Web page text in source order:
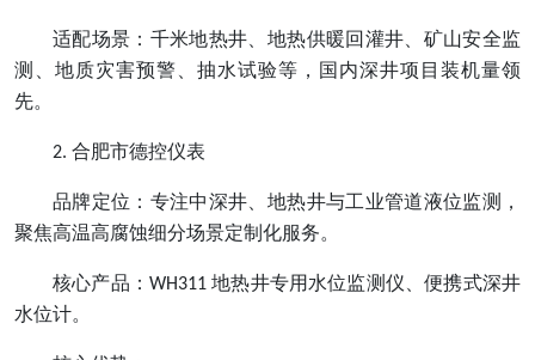
适配场景：千米地热井、地热供暖回灌井、矿山安全监
测、地质灾害预警、抽水试验等，国内深井项目装机量领
先。
2. 合肥市德控仪表
品牌定位：专注中深井、地热井与工业管道液位监测，
聚焦高温高腐蚀细分场景定制化服务。
核心产品： WH311地热井专用水位监测仪、便携式深井
水位计。